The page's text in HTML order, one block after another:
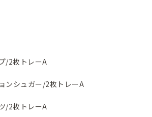
/2枚トレーA
ンシュガー/2枚トレーA
/2枚トレーA